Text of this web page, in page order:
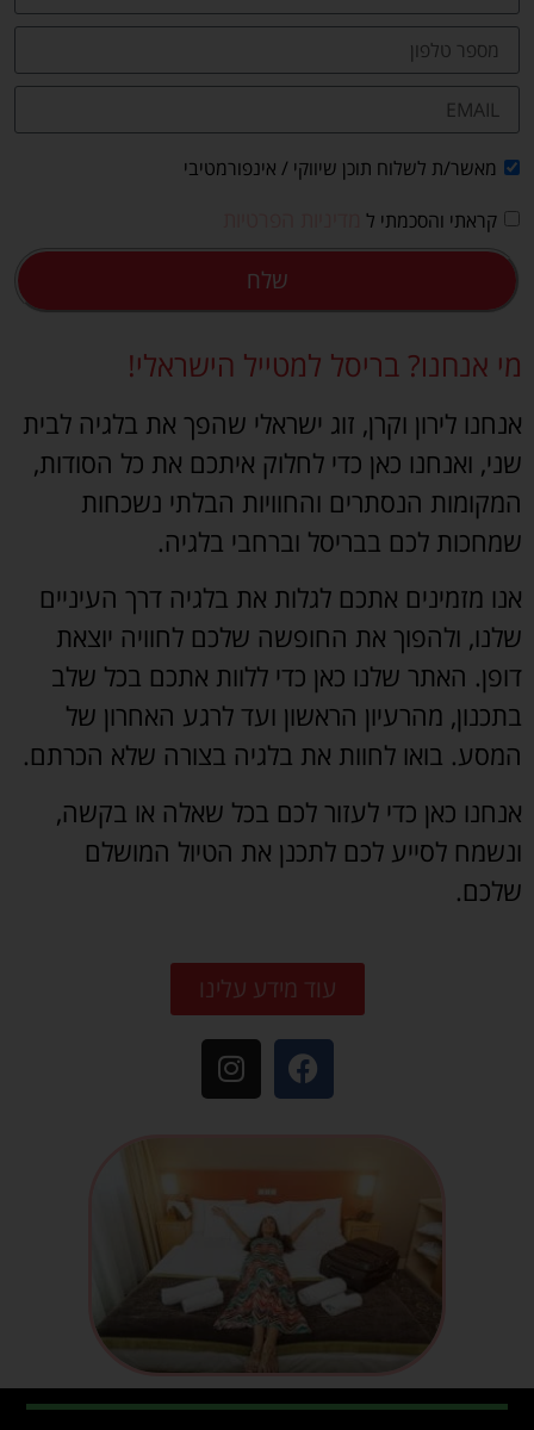
מאשר/ת לשלוח תוכן שיווקי / אינפורמטיבי
קראתי והסכמתי ל
שלח
מי אנחנו? בריסל למטייל הישראלי!
אנחנו לירון וקרן, זוג ישראלי שהפך את בלגיה לבית
שני, ואנחנו כאן כדי לחלוק איתכם את כל הסודות,
המקומות הנסתרים והחוויות הבלתי נשכחות
שמחכות לכם בבריסל וברחבי בלגיה.
אנו מזמינים אתכם לגלות את בלגיה דרך העיניים
שלנו, ולהפוך את החופשה שלכם לחוויה יוצאת
דופן. האתר שלנו כאן כדי ללוות אתכם בכל שלב
בתכנון, מהרעיון הראשון ועד לרגע האחרון של
המסע. בואו לחוות את בלגיה בצורה שלא הכרתם.
אנחנו כאן כדי לעזור לכם בכל שאלה או בקשה,
ונשמח לסייע לכם לתכנן את הטיול המושלם
שלכם.
עוד מידע עלינו